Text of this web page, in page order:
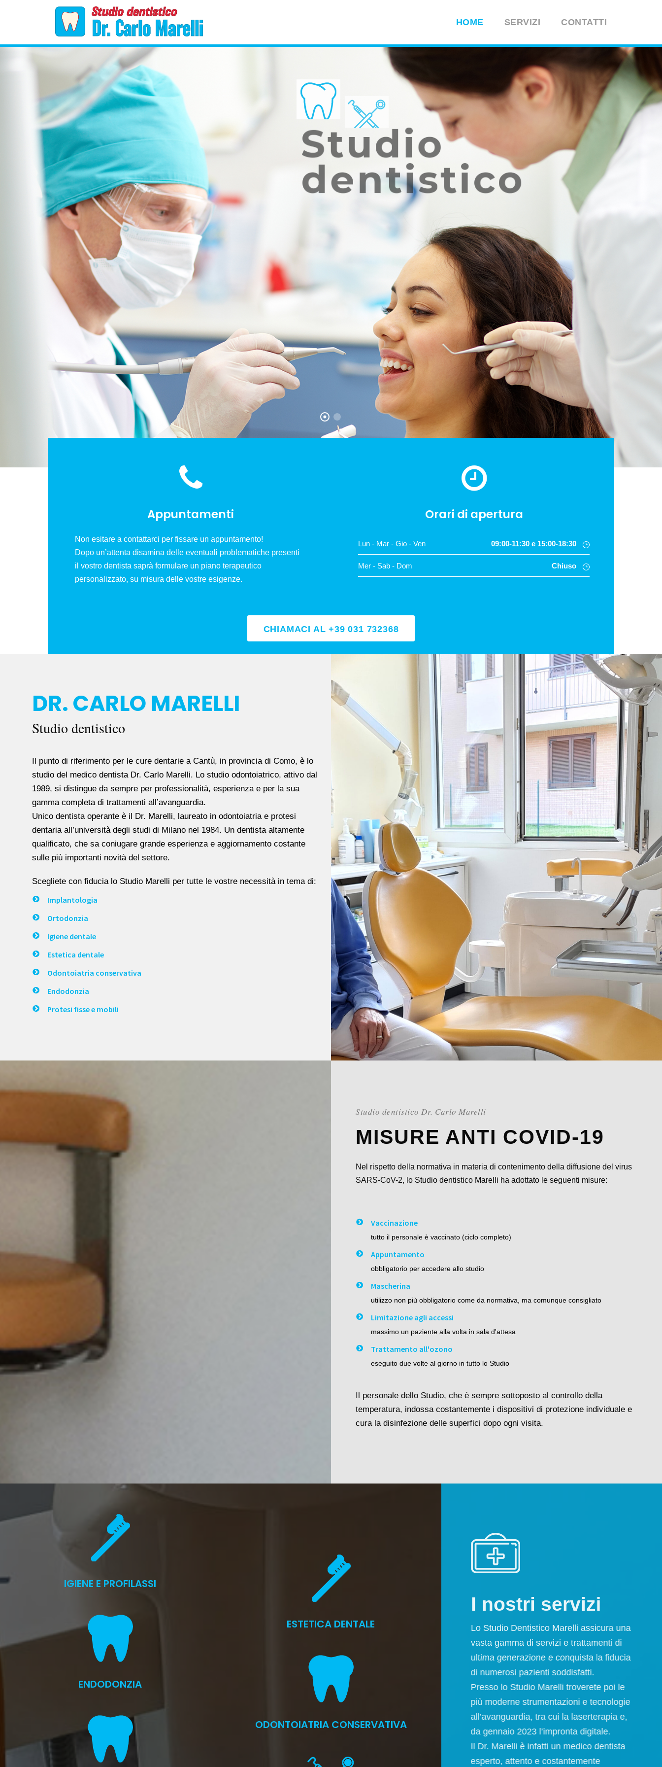
HOME SERVIZI CONTATTI
Studio
dentistico
DR. CARLO MARELLI
Dal 1989 il dentista di
riferimento a Cantù, in
Appuntamenti
Non esitare a contattarci per fissare un appuntamento!
Dopo un’attenta disamina delle eventuali problematiche presenti
il vostro dentista saprà formulare un piano terapeutico
personalizzato, su misura delle vostre esigenze.
Orari di apertura
Lun - Mar - Gio - Ven 09:00-11:30 e 15:00-18:30
Mer - Sab - Dom Chiuso
CHIAMACI AL +39 031 732368
DR. CARLO MARELLI
Studio dentistico
Il punto di riferimento per le cure dentarie a Cantù, in provincia di Como, è lo
studio del medico dentista Dr. Carlo Marelli. Lo studio odontoiatrico, attivo dal
1989, si distingue da sempre per professionalità, esperienza e per la sua
gamma completa di trattamenti all’avanguardia.
Unico dentista operante è il Dr. Marelli, laureato in odontoiatria e protesi
dentaria all’università degli studi di Milano nel 1984. Un dentista altamente
qualificato, che sa coniugare grande esperienza e aggiornamento costante
sulle più importanti novità del settore.
Scegliete con fiducia lo Studio Marelli per tutte le vostre necessità in tema di:
Implantologia
Ortodonzia
Igiene dentale
Estetica dentale
Odontoiatria conservativa
Endodonzia
Protesi fisse e mobili
Studio dentistico Dr. Carlo Marelli
MISURE ANTI COVID-19
Nel rispetto della normativa in materia di contenimento della diffusione del virus
SARS-CoV-2, lo Studio dentistico Marelli ha adottato le seguenti misure:
Vaccinazione
tutto il personale è vaccinato (ciclo completo)
Appuntamento
obbligatorio per accedere allo studio
Mascherina
utilizzo non più obbligatorio come da normativa, ma comunque consigliato
Limitazione agli accessi
massimo un paziente alla volta in sala d'attesa
Trattamento all'ozono
eseguito due volte al giorno in tutto lo Studio
Il personale dello Studio, che è sempre sottoposto al controllo della
temperatura, indossa costantemente i dispositivi di protezione individuale e
cura la disinfezione delle superfici dopo ogni visita.
IGIENE E PROFILASSI
ENDODONZIA
ESTETICA DENTALE
ODONTOIATRIA CONSERVATIVA
I nostri servizi
Lo Studio Dentistico Marelli assicura una
vasta gamma di servizi e trattamenti di
ultima generazione e conquista la fiducia
di numerosi pazienti soddisfatti.
Presso lo Studio Marelli troverete poi le
più moderne strumentazioni e tecnologie
all’avanguardia, tra cui la laserterapia e,
da gennaio 2023 l’impronta digitale.
Il Dr. Marelli è infatti un medico dentista
esperto, attento e costantemente